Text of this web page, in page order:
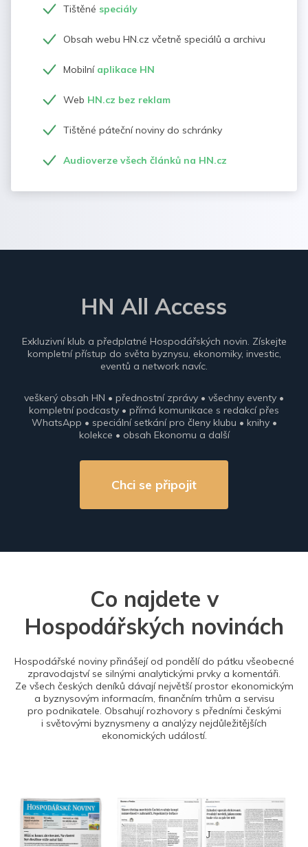
Tištěné speciály
Obsah webu HN.cz včetně speciálů a archivu
Mobilní aplikace HN
Web HN.cz bez reklam
Tištěné páteční noviny do schránky
Audioverze všech článků na HN.cz
HN All Access
Exkluzivní klub a předplatné Hospodářských novin. Získejte
kompletní přístup do světa byznysu, ekonomiky, investic,
eventů a network navíc.
veškerý obsah HN • přednostní zprávy • všechny eventy •
kompletní podcasty • přímá komunikace s redakcí přes
WhatsApp • speciální setkání pro členy klubu • knihy •
kolekce • obsah Ekonomu a další
Chci se připojit
Co najdete v
Hospodářských novinách
Hospodářské noviny přinášejí od pondělí do pátku všeobecné
zpravodajství se silnými analytickými prvky a komentáři.
Ze všech českých deníků dávají největší prostor ekonomickým
a byznysovým informacím, finančním trhům a servisu
pro podnikatele. Obsahují rozhovory s předními českými
i světovými byznysmeny a analýzy nejdůležitějších
ekonomických událostí.